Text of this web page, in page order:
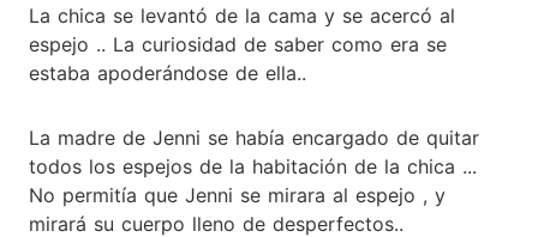
La chica se levantó de la cama y se acercó al
espejo .. La curiosidad de saber como era se
estaba apoderándose de ella..
La madre de Jenni se había encargado de quitar
todos los espejos de la habitación de la chica ...
No permitía que Jenni se mirara al espejo , y
mirará su cuerpo lleno de desperfectos..